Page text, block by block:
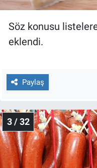
Söz konusu
eklendi.
Paylaş
3 / 32
Yerel Gündem
Canlı Yayın